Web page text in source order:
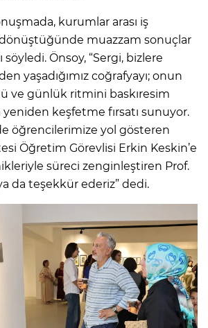
kurumlar arası iş
muazzam sonuçlar
söyledi. Önsoy, “Sergi, bizlere
yaşadığımız coğrafyayı; onun
ve günlük ritmini baskıresim
yeniden keşfetme fırsatı sunuyor.
öğrencilerimize yol gösteren
Öğretim Görevlisi Erkin Keskin’e
süreci zenginleştiren Prof.
da teşekkür ederiz” dedi.